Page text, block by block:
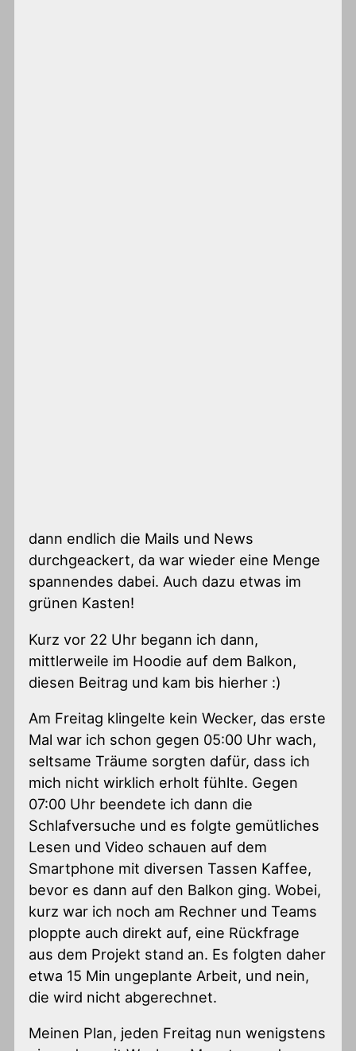
dann endlich die Mails und News
durchgeackert, da war wieder eine Menge
spannendes dabei. Auch dazu etwas im
grünen Kasten!
Kurz vor 22 Uhr begann ich dann,
mittlerweile im Hoodie auf dem Balkon,
diesen Beitrag und kam bis hierher :)
Am Freitag klingelte kein Wecker, das erste
Mal war ich schon gegen 05:00 Uhr wach,
seltsame Träume sorgten dafür, dass ich
mich nicht wirklich erholt fühlte. Gegen
07:00 Uhr beendete ich dann die
Schlafversuche und es folgte gemütliches
Lesen und Video schauen auf dem
Smartphone mit diversen Tassen Kaffee,
bevor es dann auf den Balkon ging. Wobei,
kurz war ich noch am Rechner und Teams
ploppte auch direkt auf, eine Rückfrage
aus dem Projekt stand an. Es folgten daher
etwa 15 Min ungeplante Arbeit, und nein,
die wird nicht abgerechnet.
Meinen Plan, jeden Freitag nun wenigstens